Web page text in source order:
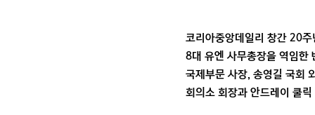
코리아중앙데일리 창간 20
8대 유엔 사무총장을 역임한
국제부문 사장, 송영길 국회
회의소 회장과 안드레이 쿨